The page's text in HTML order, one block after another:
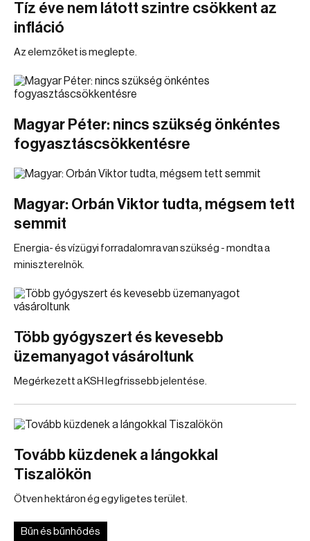
Tíz éve nem látott szintre csökkent az
infláció
Az elemzőket is meglepte.
Magyar Péter: nincs szükség önkéntes
fogyasztáscsökkentésre
Magyar: Orbán Viktor tudta, mégsem tett
semmit
Energia- és vízügyi forradalomra van szükség - mondta a
miniszterelnök.
Több gyógyszert és kevesebb
üzemanyagot vásároltunk
Megérkezett a KSH legfrissebb jelentése.
Tovább küzdenek a lángokkal
Tiszalökön
Ötven hektáron ég egy ligetes terület.
Bűn és bűnhődés